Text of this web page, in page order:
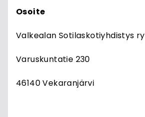
Osoite
Valkealan Sotilaskotiyhdistys ry
Varuskuntatie 230
46140 Vekaranjärvi